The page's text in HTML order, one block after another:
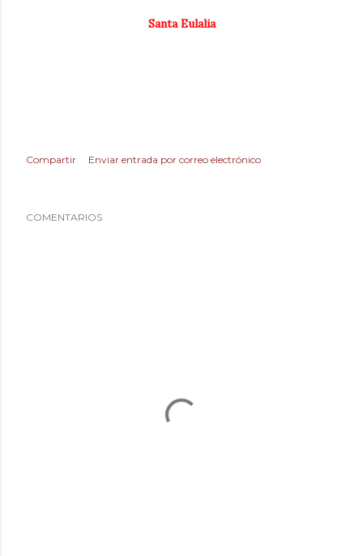
Santa Eulalia
Compartir Enviar entrada por correo electrónico
COMENTARIOS